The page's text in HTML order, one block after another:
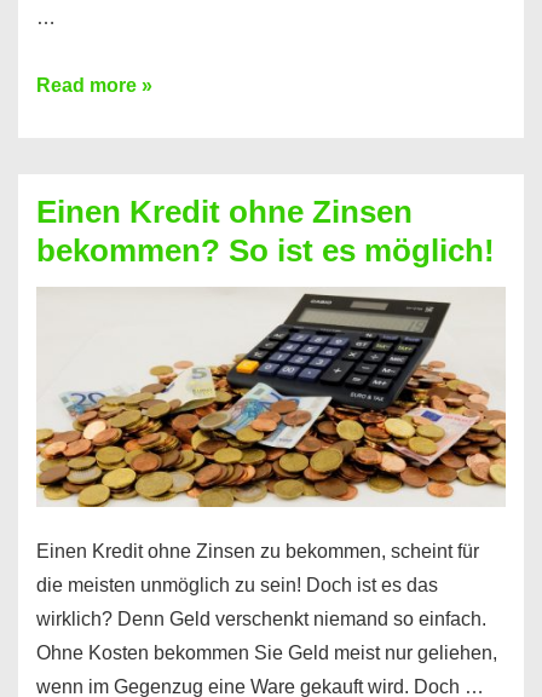
…
Ist
Festvertrag
für
jeden
erfahren
Sie
es
Read more »
Einen Kredit ohne Zinsen
bekommen? So ist es möglich!
Einen Kredit ohne Zinsen zu bekommen, scheint für
die meisten unmöglich zu sein! Doch ist es das
wirklich? Denn Geld verschenkt niemand so einfach.
Ohne Kosten bekommen Sie Geld meist nur geliehen,
wenn im Gegenzug eine Ware gekauft wird. Doch …